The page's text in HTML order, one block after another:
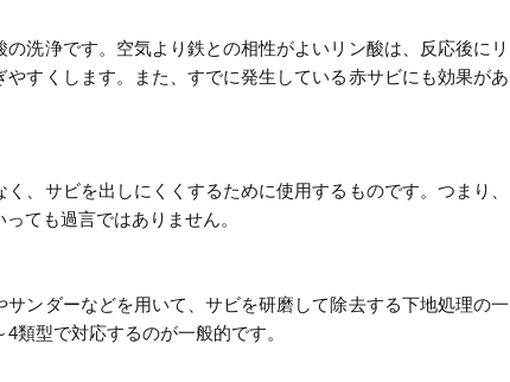
洗浄です。空気より鉄との相性がよいリン酸は、反応後にリ
すくします。また、すでに発生している赤サビにも効果があ
、サビを出しにくくするために使用するものです。つまり、
ても過言ではありません。
ンダーなどを用いて、サビを研磨して除去する下地処理の一
類型で対応するのが一般的です。